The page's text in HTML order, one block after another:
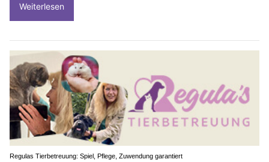
Weiterlesen
Regulas Tierbetreuung: Spiel, Pflege, Zuwendung garantiert